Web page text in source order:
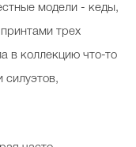
модели - кеды,
трех
в коллекцию что-то
силуэтов,